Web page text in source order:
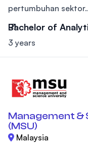
pertumbuhan
Bachelor of
3 years
Management &
(MSU)
Malaysia